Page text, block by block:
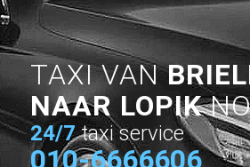
TAXI VAN
NAAR LOPIK
24/7 taxi service
010-6666606